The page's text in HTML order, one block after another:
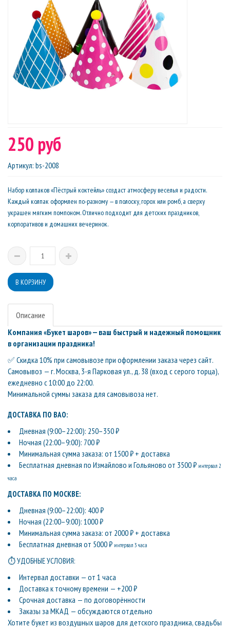
250 руб
Артикул: bs-2008
Набор колпаков «Пёстрый коктейль» создаст атмосферу веселья и радости.
Каждый колпак оформлен по-разному — в полоску, горох или ромб, а сверху
украшен мягким помпоном. Отлично подходит для детских праздников,
корпоративов и домашних вечеринок.
Описание
Компания «Букет шаров» — ваш быстрый и надежный помощник
в организации праздника!
✅ Скидка 10% при самовывозе при оформлении заказа через сайт.
Самовывоз — г. Москва, 3-я Парковая ул., д. 38 (вход с серого торца),
ежедневно с 10:00 до 22:00.
Минимальной суммы заказа для самовывоза нет.
ДОСТАВКА ПО ВАО:
Дневная (9:00–22:00): 250–350 ₽
Ночная (22:00–9:00): 700 ₽
Минимальная сумма заказа: от 1500 ₽ + доставка
Бесплатная дневная по Измайлово и Гольяново от 3500 ₽ интервал 2
часа
ДОСТАВКА ПО МОСКВЕ:
Дневная (9:00–22:00): 400 ₽
Ночная (22:00–9:00): 1000 ₽
Минимальная сумма заказа: от 2000 ₽ + доставка
Бесплатная дневная от 5000 ₽ интервал 3 часа
⏱ УДОБНЫЕ УСЛОВИЯ:
Интервал доставки — от 1 часа
Доставка к точному времени — +200 ₽
Срочная доставка — по договорённости
Заказы за МКАД — обсуждаются отдельно
Хотите букет из воздушных шаров для детского праздника, свадьбы